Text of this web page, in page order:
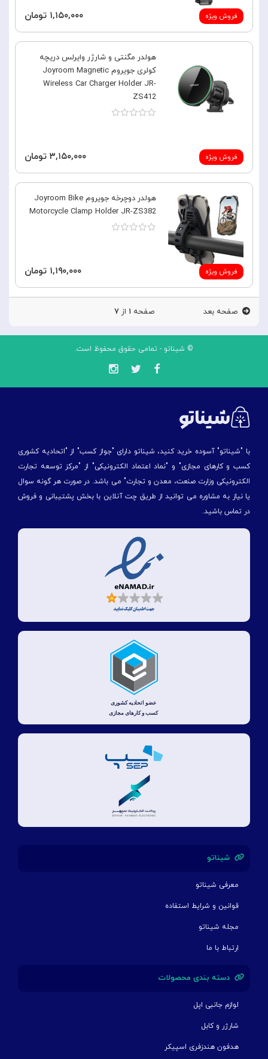
فروش ویژه ۱,۱۵۰,۰۰۰ تومان
فروش ویژه
هولدر مگنتی و شارژر وایرلس دریچه
کولری جویروم Joyroom Magnetic
Wireless Car Charger Holder JR-
ZS412
۳,۱۵۰,۰۰۰ تومان
فروش ویژه
هولدر دوچرخه جویروم Joyroom Bike
Motorcycle Clamp Holder JR-ZS382
۱,۱۹۰,۰۰۰ تومان
صفحه بعد صفحه۱ از۷
© شیناتو - تمامی حقوق محفوظ است.
با "شیناتو" آسوده خرید کنید، شیناتو دارای "جواز کسب" از "اتحادیه کشوری
کسب و کارهای مجازی" و "نماد اعتماد الکترونیکی" از "مركز توسعه تجارت
الكترونیكی وزارت صنعت، معدن و تجارت" می باشد. در صورت هر گونه سوال
یا نیاز به مشاوره می توانید از طریق چت آنلاین با بخش پشتیبانی و فروش
در تماس باشید.
شیناتو
معرفی شیناتو
قوانین و شرایط استفاده
مجله شیناتو
ارتباط با ما
دسته بندی محصولات
لوازم جانبی اپل
شارژر و کابل
هدفون هندزفری اسپیکر